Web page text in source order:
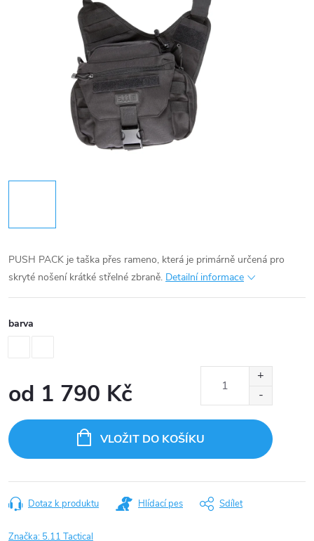
PUSH PACK je taška přes rameno, která je primárně určená pro
skryté nošení krátké střelné zbraně. Detailní informace
barva
od 1 790 Kč
cena:
VLOŽIT DO KOŠÍKU
Dotaz k produktu Hlídací pes Sdílet
Značka: 5.11 Tactical